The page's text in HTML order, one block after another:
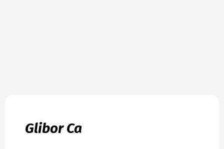
Glibor Ca